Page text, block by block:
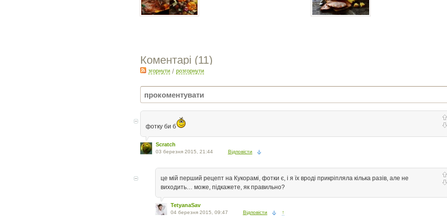
Коментарі (11)
згорнути/ розгорнути
фотку би б
Scratch
03 березня 2015, 21:44 Відповісти
це мій перший рецепт на Кукорамі, фотки є, і я їх вроді прикріпляла кілька разів, але не
виходить… може, підкажете, як правильно?
TetyanaSav
04 березня 2015, 09:47 Відповісти ↑